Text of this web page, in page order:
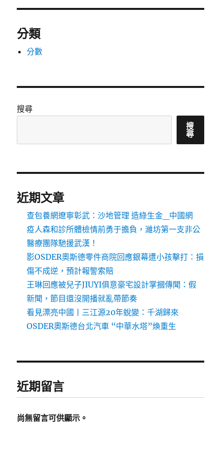
分類
分數
搜尋
搜
尋
近期文章
查包養網遼寧彰武：沙地管理 造綠生金_中國網
疫人森和診所體檢情前勇于擔負，濰坊第一支非公
醫療團隊馳援武漢！
影OSDER奧斯德零件商院回應銀幕遭小孩擊打：損
傷不成逆，預計報警索賠
王琳回應被兒子JIUYI俱意豪宅設計掌摑傳聞：假
新聞，節目還沒開播就亂帶節奏
看見漂亮中國丨三江源20年蛻變：千湖歸來
OSDER奧斯德台北汽車 “中華水塔”煥重生
近期留言
尚無留言可供顯示。